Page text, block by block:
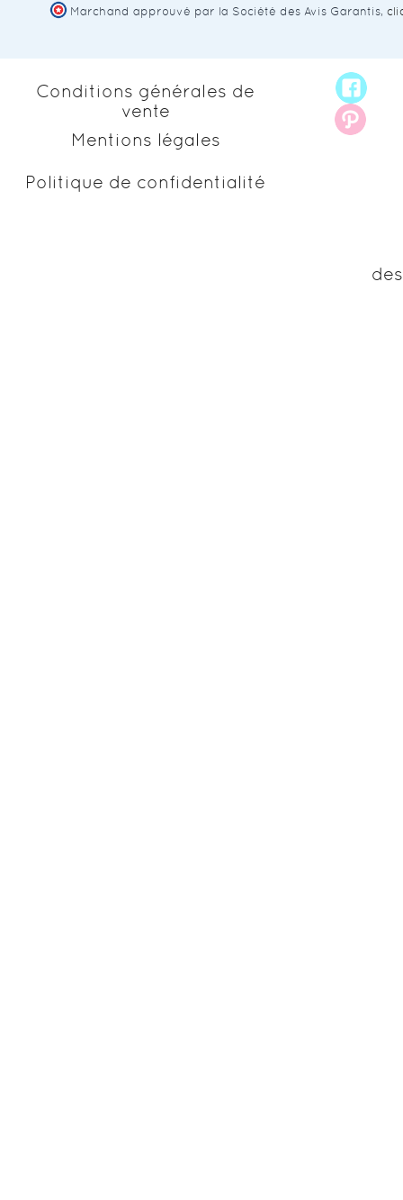
Marchand approuvé par la Société des Avis Garantis,
Conditions générales de
vente
Mentions légales
Politique de confidentialité